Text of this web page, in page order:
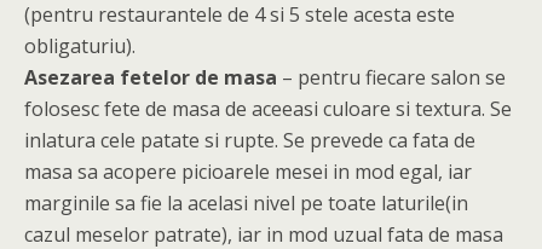
(pentru restaurantele de 4 si 5 stele acesta este
obligaturiu).
Asezarea fetelor de masa – pentru fiecare salon se
folosesc fete de masa de aceeasi culoare si textura. Se
inlatura cele patate si rupte. Se prevede ca fata de
masa sa acopere picioarele mesei in mod egal, iar
marginile sa fie la acelasi nivel pe toate laturile(in
cazul meselor patrate), iar in mod uzual fata de masa